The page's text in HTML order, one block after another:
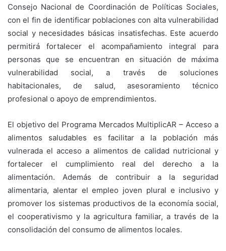
Consejo Nacional de Coordinación de Políticas Sociales,
con el fin de identificar poblaciones con alta vulnerabilidad
social y necesidades básicas insatisfechas. Este acuerdo
permitirá fortalecer el acompañamiento integral para
personas que se encuentran en situación de máxima
vulnerabilidad social, a través de soluciones
habitacionales, de salud, asesoramiento técnico
profesional o apoyo de emprendimientos.
El objetivo del Programa Mercados MultiplicAR – Acceso a
alimentos saludables es facilitar a la población más
vulnerada el acceso a alimentos de calidad nutricional y
fortalecer el cumplimiento real del derecho a la
alimentación. Además de contribuir a la seguridad
alimentaria, alentar el empleo joven plural e inclusivo y
promover los sistemas productivos de la economía social,
el cooperativismo y la agricultura familiar, a través de la
consolidación del consumo de alimentos locales.